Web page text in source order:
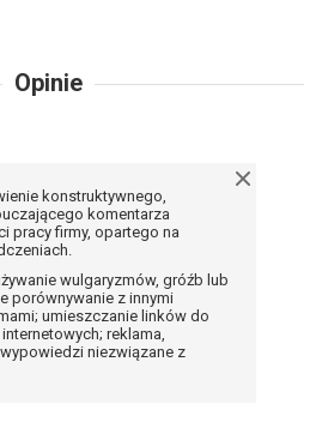
Opinie
konstruktywnego,
komentarza
pracy firmy, opartego na
wulgaryzmów, gróźb lub
porównywanie z innymi
umieszczanie linków do
reklama,
niezwiązane z